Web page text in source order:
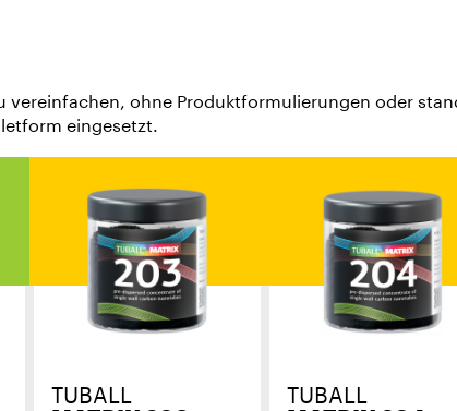
vereinfachen, ohne Produktformulierungen oder
eingesetzt.
TUBALL TUBALL